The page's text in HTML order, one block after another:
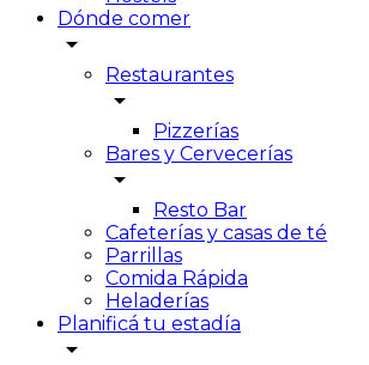
Dónde comer
arrow_drop_down
Restaurantes
arrow_drop_down
Pizzerías
Bares y Cervecerías
arrow_drop_down
Resto Bar
Cafeterías y casas de té
Parrillas
Comida Rápida
Heladerías
Planificá tu estadía
arrow_drop_down